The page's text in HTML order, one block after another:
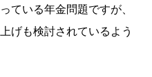
ている年金問題ですが、
げも検討されているよう